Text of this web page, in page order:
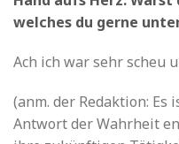
welches du gerne
Ach ich war sehr scheu
(anm. der Redaktion:
Antwort der Wahrheit